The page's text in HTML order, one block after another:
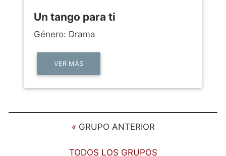
Un tango para ti
Género: Drama
VER MÁS
« GRUPO ANTERIOR
TODOS LOS GRUPOS